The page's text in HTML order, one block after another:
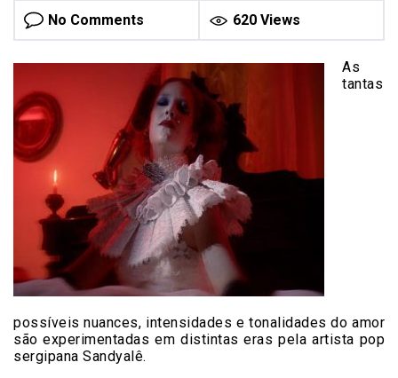
No Comments 620 Views
As
tantas
possíveis nuances, intensidades e tonalidades do amor
são experimentadas em distintas eras pela artista pop
sergipana Sandyalê.